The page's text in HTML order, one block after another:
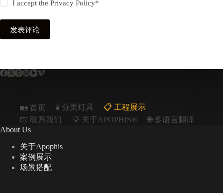
I accept thePrivacy Policy*
发表评论
🏡 首页 🕯️ 分类灯具
📋︎ 工程展示
📧 联系我们
💡 关于APOPHIS®
🌐 多语言翻译
About Us
关于Apophis
案例展示
场景搭配